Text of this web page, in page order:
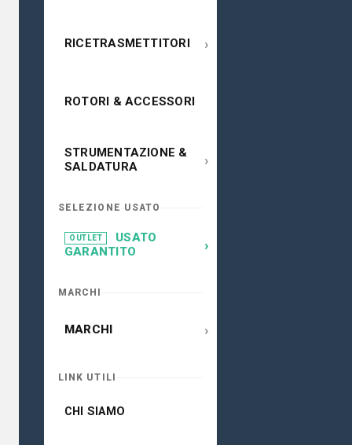
RICETRASMETTITORI ›
ROTORI & ACCESSORI
STRUMENTAZIONE &
SALDATURA
›
SELEZIONE USATO
OUTLET
USATO
GARANTITO
›
MARCHI
MARCHI ›
LINK UTILI
CHI SIAMO